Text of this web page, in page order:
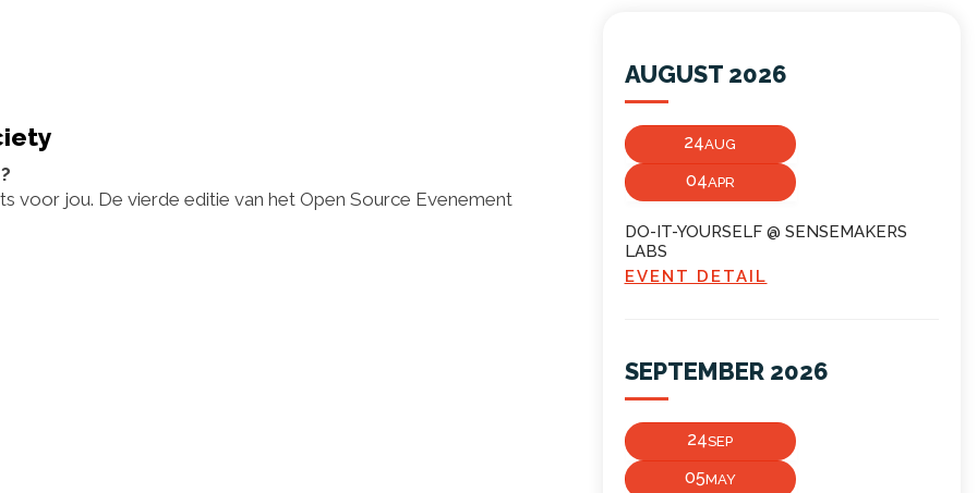
voor jou. De vierde editie van het Open Source Evenement
AUGUST 2026
24AUG
04APR
DO-IT-YOURSELF @ SENSEMAKERS
LABS
EVENT DETAIL
SEPTEMBER 2026
24SEP
05MAY